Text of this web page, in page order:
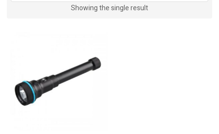
Showing the single result